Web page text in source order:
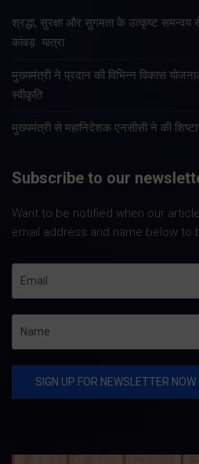
श्रद्धा, सुरक्षा और सुगमता के उत्कृष्ट समन्वय
कांवड़ यात्रा
मुख्यमंत्री ने प्रदान की विभिन्न विकास
स्वीकृति
मुख्यमंत्री से महानिदेशक एनसीसी ने की
Subscribe to our
Want to be notified when our
email address and name below to